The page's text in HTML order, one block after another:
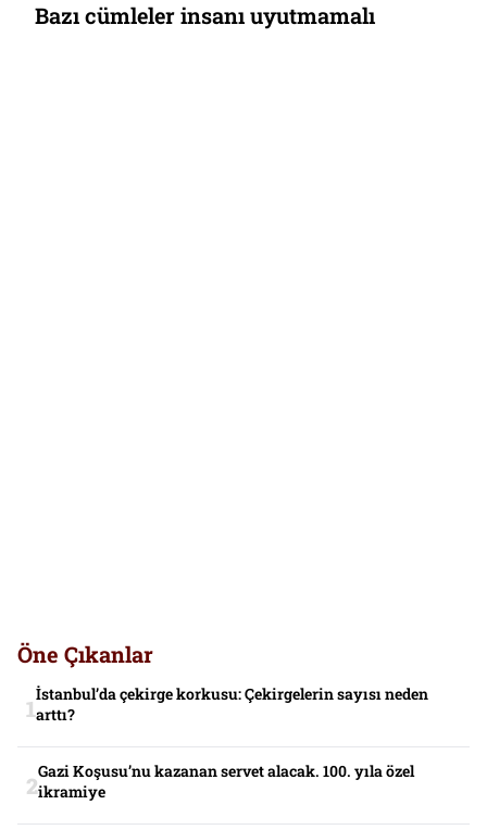
Bazı cümleler insanı uyutmamalı
Öne Çıkanlar
İstanbul’da çekirge korkusu: Çekirgelerin sayısı neden
arttı?
Gazi Koşusu’nu kazanan servet alacak. 100. yıla özel
ikramiye